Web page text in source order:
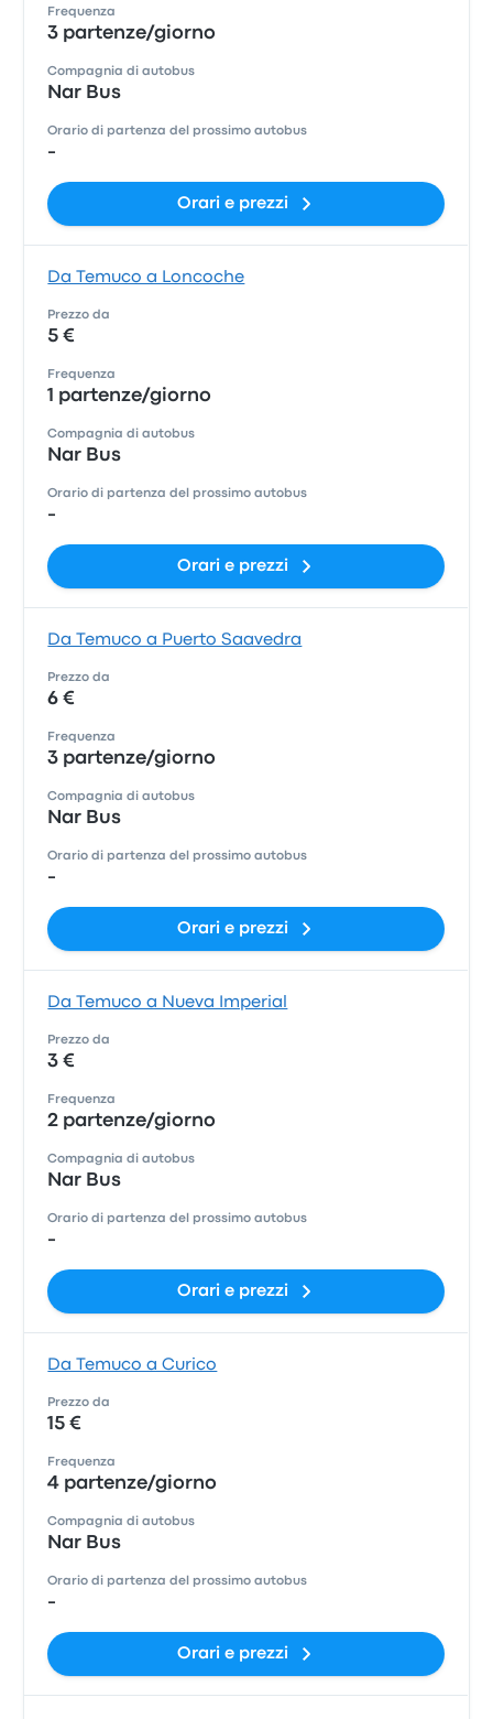
Frequenza
3 partenze/giorno
Compagnia di autobus
Nar Bus
Orario di partenza del prossimo autobus
-
Orari e prezzi
Da Temuco a Loncoche
Prezzo da
5 €
Frequenza
1 partenze/giorno
Compagnia di autobus
Nar Bus
Orario di partenza del prossimo autobus
-
Orari e prezzi
Da Temuco a Puerto Saavedra
Prezzo da
6 €
Frequenza
3 partenze/giorno
Compagnia di autobus
Nar Bus
Orario di partenza del prossimo autobus
-
Orari e prezzi
Da Temuco a Nueva Imperial
Prezzo da
3 €
Frequenza
2 partenze/giorno
Compagnia di autobus
Nar Bus
Orario di partenza del prossimo autobus
-
Orari e prezzi
Da Temuco a Curico
Prezzo da
15 €
Frequenza
4 partenze/giorno
Compagnia di autobus
Nar Bus
Orario di partenza del prossimo autobus
-
Orari e prezzi